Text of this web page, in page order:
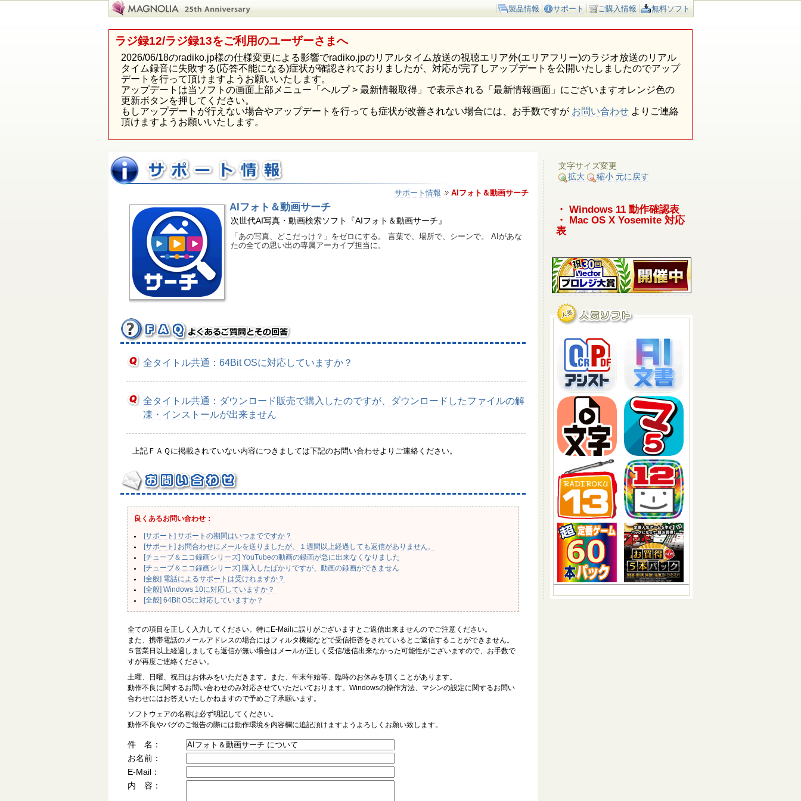
製品情報 サポート ご購入情報 無料ソフト
ラジ録12/ラジ録13をご利用のユーザーさまへ
2026/06/18のradiko.jp様の仕様変更による影響でradiko.jpのリアルタイム放送の視聴エリア外(エリアフリー)のラジオ放送のリアル
タイム録音に失敗する(応答不能になる)症状が確認されておりましたが、対応が完了しアップデートを公開いたしましたのでアップ
デートを行って頂けますようお願いいたします。
アップデートは当ソフトの画面上部メニュー「ヘルプ > 最新情報取得」で表示される「最新情報画面」にございますオレンジ色の
更新ボタンを押してください。
もしアップデートが行えない場合やアップデートを行っても症状が改善されない場合には、お手数ですが お問い合わせ よりご連絡
頂けますようお願いいたします。
サポート情報 AIフォト＆動画サーチ
AIフォト＆動画サーチ
次世代AI写真・動画検索ソフト『AIフォト＆動画サーチ』
「あの写真、どこだっけ？」をゼロにする。 言葉で、場所で、シーンで。 AIがあな
たの全ての思い出の専属アーカイブ担当に。
全タイトル共通：64Bit OSに対応していますか？
全タイトル共通：ダウンロード販売で購入したのですが、ダウンロードしたファイルの解
凍・インストールが出来ません
上記ＦＡＱに掲載されていない内容につきましては下記のお問い合わせよりご連絡ください。
良くあるお問い合わせ：
[サポート] サポートの期間はいつまでですか？
[サポート] お問合わせにメールを送りましたが、１週間以上経過しても返信がありません。
[チューブ＆ニコ録画シリーズ] YouTubeの動画の録画が急に出来なくなりました
[チューブ＆ニコ録画シリーズ] 購入したばかりですが、動画の録画ができません
[全般] 電話によるサポートは受けれますか？
[全般] Windows 10に対応していますか？
[全般] 64Bit OSに対応していますか？
全ての項目を正しく入力してください。特にE-Mailに誤りがございますとご返信出来ませんのでご注意ください。
また、携帯電話のメールアドレスの場合にはフィルタ機能などで受信拒否をされているとご返信することができません。
５営業日以上経過しましても返信が無い場合はメールが正しく受信/送信出来なかった可能性がございますので、お手数で
すが再度ご連絡ください。
土曜、日曜、祝日はお休みをいただきます。また、年末年始等、臨時のお休みを頂くことがあります。
動作不良に関するお問い合わせのみ対応させていただいております。Windowsの操作方法、マシンの設定に関するお問い
合わせにはお答えいたしかねますので予めご了承願います。
ソフトウェアの名称は必ず明記してください。
動作不良やバグのご報告の際には動作環境を内容欄に追記頂けますようよろしくお願い致します。
件 名：
お名前：
E-Mail：
内 容：
文字サイズ変更
拡大
縮小 元に戻す
・ Windows 11 動作確認表
・ Mac OS X Yosemite 対応
表